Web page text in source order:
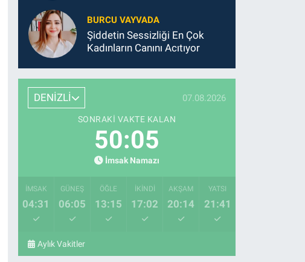
BURCU VAYVADA
Şiddetin Sessizliği En Çok
Kadınların Canını Acıtıyor
DENİZLİ 07.08.2026
SONRAKI VAKTE KALAN
50:04
İmsak Namazı
İMSAK
04:31
GÜNEŞ
06:05
ÖĞLE
13:15
İKINDI
17:02
AKŞAM
20:14
YATSI
21:41
Aylık Vakitler